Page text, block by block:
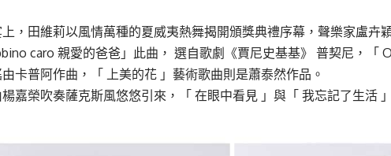
，田維莉以風情萬種的夏威夷熱舞揭開頒獎典禮序幕，聲樂家盧卉
caro 親愛的爸爸」此曲， 選自歌劇《賈尼史基基》 普契尼，「
卡普阿作曲，「 上美的花 」藝術歌曲則是蕭泰然作品。
嘉榮吹奏薩克斯風悠悠引來，「 在眼中看見 」與「 我忘記了生活